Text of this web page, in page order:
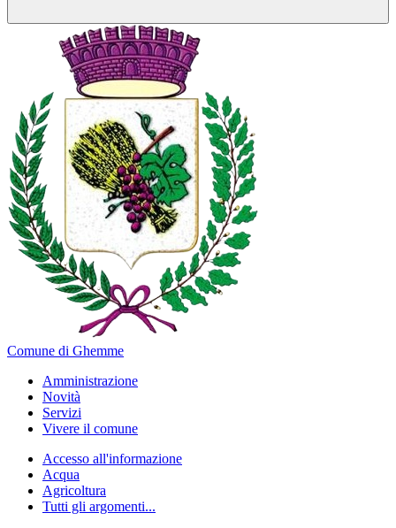
Comune di Ghemme
Amministrazione
Novità
Servizi
Vivere il comune
Accesso all'informazione
Acqua
Agricoltura
Tutti gli argomenti...